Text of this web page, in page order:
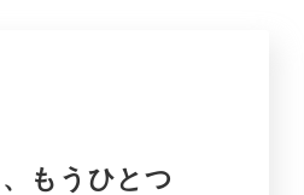
もうひとつ